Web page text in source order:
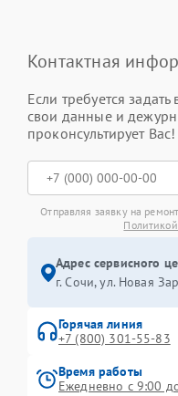
Контактная
Если требуется задать
свои данные и
проконсультирует Вас!
Отправляя заявку на
Адрес сервисного
г. Сочи, ул. Новая
Горячая линия
+7 (800) 301-55-83
Время работы
Ежедневно с 9:00